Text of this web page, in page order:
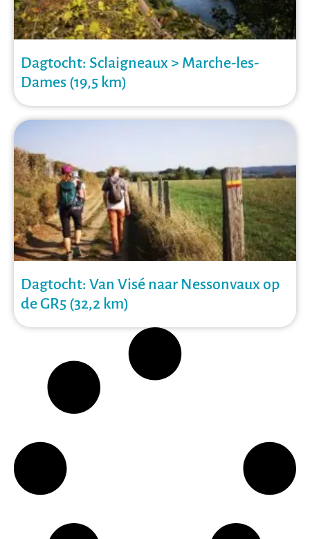
Dagtocht: Sclaigneaux > Marche-les-
Dames (19,5 km)
Dagtocht: Van Visé naar Nessonvaux op
de GR5 (32,2 km)